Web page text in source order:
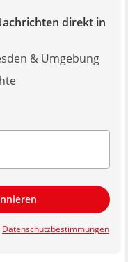
direkt in
& Umgebung
Datenschutzbestimmungen